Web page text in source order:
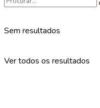
Sem resultados
Ver todos os resultados